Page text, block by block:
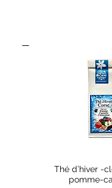
Quick
Thé d’hiver -
pomme-